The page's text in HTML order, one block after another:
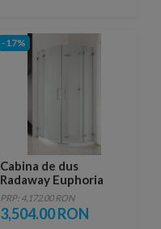
-17%
Cabina de dus
Radaway Euphoria
PDD, 80X200 cm, sticla
transparenta, partea
stanga
PRP: 4,172.00 RON
3,504.00 RON